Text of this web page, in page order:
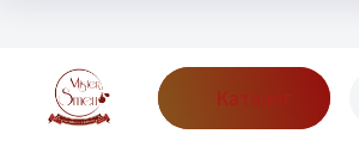
Каталог